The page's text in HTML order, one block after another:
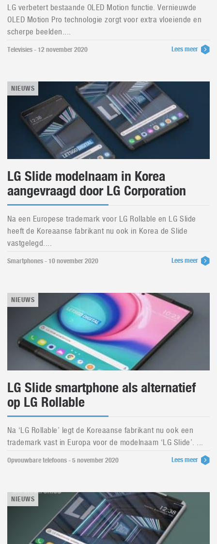
LG verbetert bestaande OLED Motion functie. Vernieuwde
OLED Motion Pro technologie zorgt voor extra vloeiende en
scherpe beelden....
Televisies - 12 november 2020 Lees meer
NIEUWS
LG Slide modelnaam in Korea
aangevraagd door LG Corporation
Na een Europese trademark voor LG Rollable en LG Slide
heeft de Koreaanse fabrikant nu ook in Korea de Slide
vastgelegd....
Smartphones - 10 november 2020 Lees meer
NIEUWS
LG Slide smartphone als alternatief
op LG Rollable
Na ‘LG Rollable’ legt de Koreaanse fabrikant nu ook een
trademark vast in Europa voor de modelnaam ‘LG Slide’. ...
Opvouwbare telefoons - 5 november 2020 Lees meer
NIEUWS